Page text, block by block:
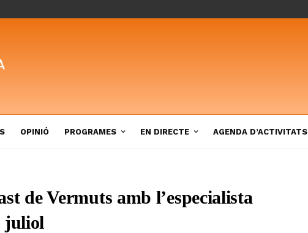
OPINIÓ PROGRAMES EN DIRECTE AGENDA D’ACTIVITATS
de Vermuts amb l’especialista
juliol